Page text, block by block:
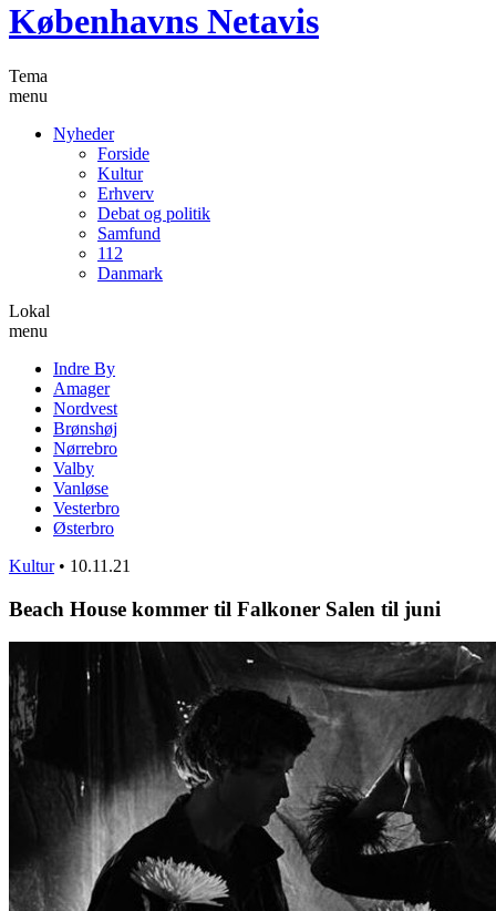
Københavns Netavis
Tema
menu
Nyheder
Forside
Kultur
Erhverv
Debat og politik
Samfund
112
Danmark
Lokal
menu
Indre By
Amager
Nordvest
Brønshøj
Nørrebro
Valby
Vanløse
Vesterbro
Østerbro
Kultur • 10.11.21
Beach House kommer til Falkoner Salen til juni